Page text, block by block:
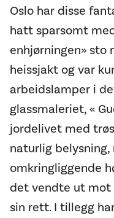
Oslo har disse
hatt sparsomt
enhjørningen» sto
heissjakt og var
arbeidslamper i
glassmaleriet, «
jordelivet med
naturlig belysning,
omkringliggende
det vendte ut
sin rett. I tillegg